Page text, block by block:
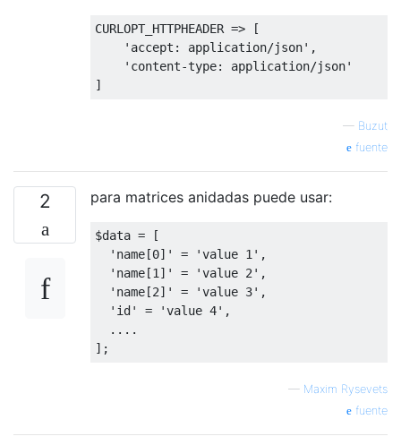
CURLOPT_HTTPHEADER =>
[
'accept: application/json' ,
'content-type: application/json'
]
— Buzut
fuente
2 para matrices anidadas puede usar:
$data =
[
'name[0]'
= 'value 1' ,
'name[1]'
= 'value 2' ,
'name[2]'
= 'value 3' ,
'id'
= 'value 4' ,
....
];
— Maxim Rysevets
fuente